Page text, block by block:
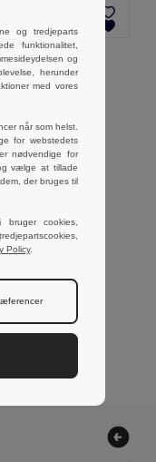
og tredjeparts
funktionalitet,
og
herunder
med vores
når som helst.
for webstedets
nødvendige for
vælge at tillade
der bruges til
cookies,
Policy.